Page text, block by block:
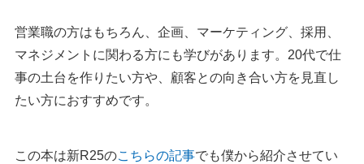
営業職の方はもちろん、企画、マーケティング、採用、
マネジメントに関わる方にも学びがあります。20代で仕
事の土台を作りたい方や、顧客との向き合い方を見直し
たい方におすすめです。
この本は新R25のこちらの記事でも僕から紹介させてい